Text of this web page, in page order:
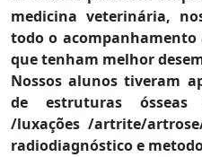
medicina veterinária,
todo o
que tenham melhor
Nossos alunos tiveram
de estruturas
/luxações /artrite/
radiodiagnóstico e